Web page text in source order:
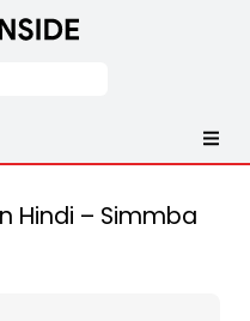
Hindi – Simmba